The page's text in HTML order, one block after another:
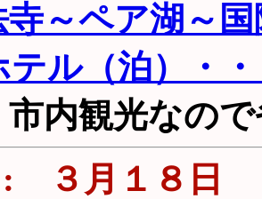
～ペア湖～
テル（泊）・
市内観光なの
: ３月１８日